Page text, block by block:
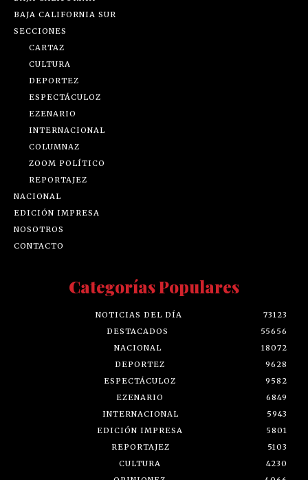
BAJA CALIFORNIA SUR
SECCIONES
CARTAZ
CULTURA
DEPORTEZ
ESPECTÁCULOZ
EZENARIO
INTERNACIONAL
COLUMNAZ
ZOOM POLÍTICO
REPORTAJEZ
NACIONAL
EDICIÓN IMPRESA
NOSOTROS
CONTACTO
Categorías Populares
NOTICIAS DEL DÍA
73123
DESTACADOS
55656
NACIONAL
18072
DEPORTEZ
9628
ESPECTÁCULOZ
9582
EZENARIO
6849
INTERNACIONAL
5943
EDICIÓN IMPRESA
5801
REPORTAJEZ
5103
CULTURA
4230